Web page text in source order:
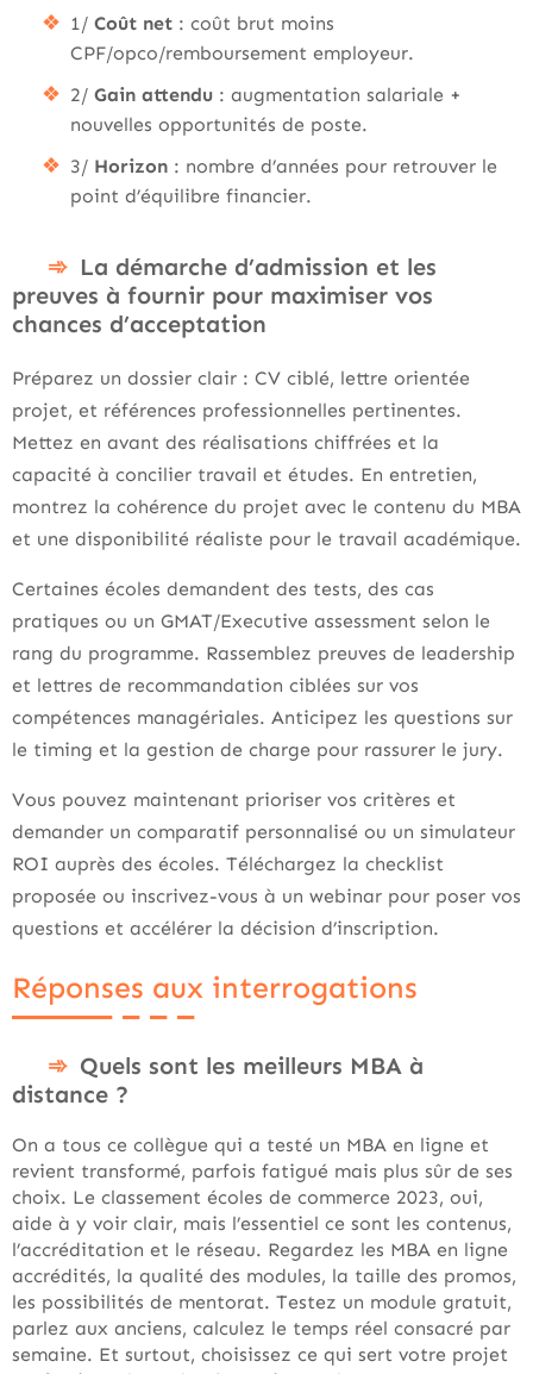
1/ Coût net : coût brut moins
CPF/opco/remboursement employeur.
2/ Gain attendu : augmentation salariale +
nouvelles opportunités de poste.
3/ Horizon : nombre d’années pour retrouver le
point d’équilibre financier.
La démarche d’admission et les
preuves à fournir pour maximiser vos
chances d’acceptation
Préparez un dossier clair : CV ciblé, lettre orientée
projet, et références professionnelles pertinentes.
Mettez en avant des réalisations chiffrées et la
capacité à concilier travail et études. En entretien,
montrez la cohérence du projet avec le contenu du MBA
et une disponibilité réaliste pour le travail académique.
Certaines écoles demandent des tests, des cas
pratiques ou un GMAT/Executive assessment selon le
rang du programme. Rassemblez preuves de leadership
et lettres de recommandation ciblées sur vos
compétences managériales. Anticipez les questions sur
le timing et la gestion de charge pour rassurer le jury.
Vous pouvez maintenant prioriser vos critères et
demander un comparatif personnalisé ou un simulateur
ROI auprès des écoles. Téléchargez la checklist
proposée ou inscrivez-vous à un webinar pour poser vos
questions et accélérer la décision d’inscription.
Réponses aux interrogations
Quels sont les meilleurs MBA à
distance ?
On a tous ce collègue qui a testé un MBA en ligne et
revient transformé, parfois fatigué mais plus sûr de ses
choix. Le classement écoles de commerce 2023, oui,
aide à y voir clair, mais l’essentiel ce sont les contenus,
l’accréditation et le réseau. Regardez les MBA en ligne
accrédités, la qualité des modules, la taille des promos,
les possibilités de mentorat. Testez un module gratuit,
parlez aux anciens, calculez le temps réel consacré par
semaine. Et surtout, choisissez ce qui sert votre projet